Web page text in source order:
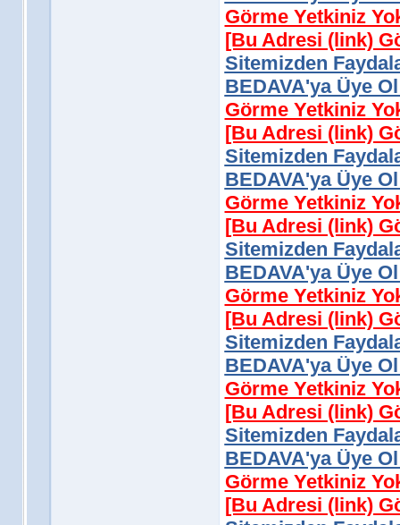
Görme Yetkiniz
[Bu Adresi (link)
Sitemizden
BEDAVA'ya Üye
Görme Yetkiniz
[Bu Adresi (link)
Sitemizden
BEDAVA'ya Üye
Görme Yetkiniz
[Bu Adresi (link)
Sitemizden
BEDAVA'ya Üye
Görme Yetkiniz
[Bu Adresi (link)
Sitemizden
BEDAVA'ya Üye
Görme Yetkiniz
[Bu Adresi (link)
Sitemizden
BEDAVA'ya Üye
Görme Yetkiniz
[Bu Adresi (link)